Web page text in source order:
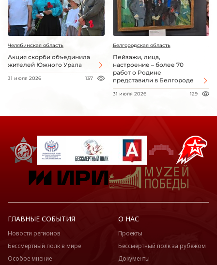
Челябинская область
Акция скорби объединила
жителей Южного Урала
31 июля 2026 137
Белгородская область
Пейзажи, лица,
настроение – более 70
работ о Родине
представили в Белгороде
31 июля 2026 129
ГЛАВНЫЕ СОБЫТИЯ
Новости регионов
Бессмертный полк в мире
Особое мнение
О НАС
Проекты
Бессмертный полк за рубежом
Документы